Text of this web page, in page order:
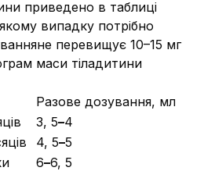
приведено в таблиці
випадку потрібно
перевищує 10–15 мг
маси тіладитини
Разове дозування, мл
3, 5–4
4, 5–5
6–6, 5